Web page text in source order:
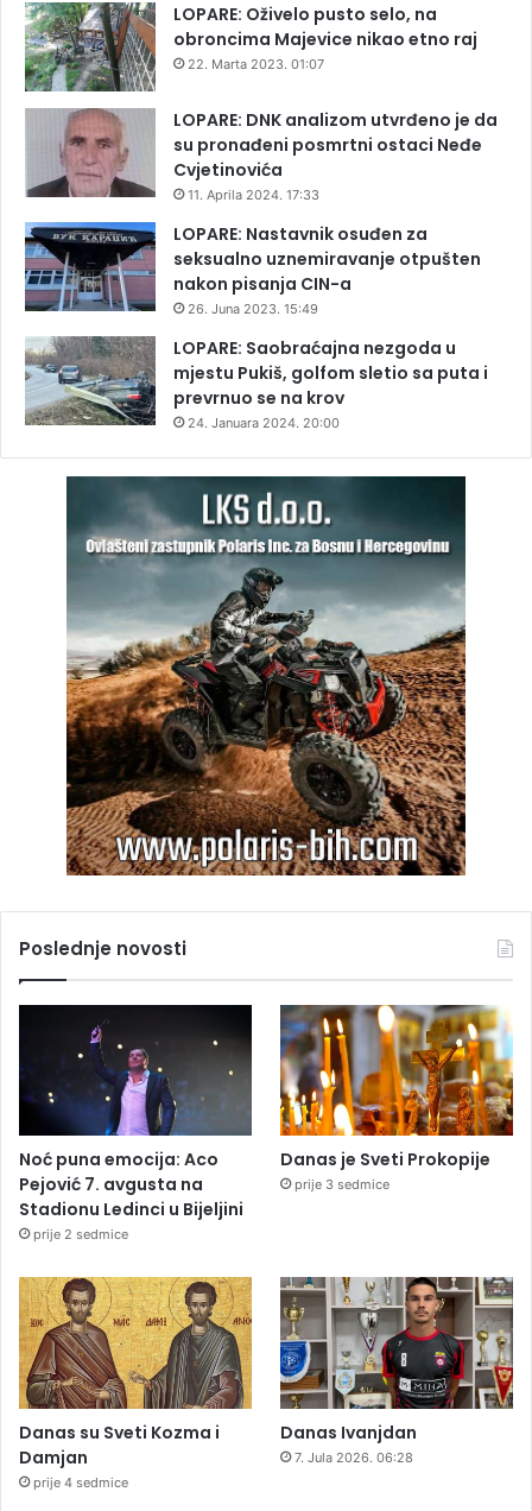
LOPARE: Oživelo pusto selo, na
obroncima Majevice nikao etno raj
22. Marta 2023. 01:07
LOPARE: DNK analizom utvrđeno je da
su pronađeni posmrtni ostaci Neđe
Cvjetinovića
11. Aprila 2024. 17:33
LOPARE: Nastavnik osuđen za
seksualno uznemiravanje otpušten
nakon pisanja CIN-a
26. Juna 2023. 15:49
LOPARE: Saobraćajna nezgoda u
mjestu Pukiš, golfom sletio sa puta i
prevrnuo se na krov
24. Januara 2024. 20:00
Poslednje novosti
Noć puna emocija: Aco
Pejović 7. avgusta na
Stadionu Ledinci u Bijeljini
prije 2 sedmice
Danas je Sveti Prokopije
prije 3 sedmice
Danas su Sveti Kozma i
Damjan
prije 4 sedmice
Danas Ivanjdan
7. Jula 2026. 06:28